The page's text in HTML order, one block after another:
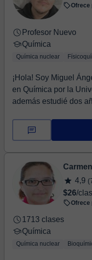
Ofrece
Profesor Nuevo
Química
Química nuclear
¡Hola! Soy Miguel
en Química por la
además estudié dos
Carmen
4,9
$26/
Ofrece
1713 clases
Química
Química nuclear